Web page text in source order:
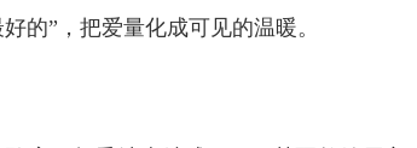
的”，把爱量化成可见的温暖。